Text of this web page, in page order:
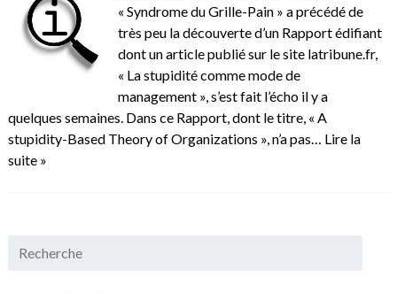
« Syndrome du Grille-Pain » a précédé de
très peu la découverte d’un Rapport édifiant
dont un article publié sur le site latribune.fr,
« La stupidité comme mode de
management », s’est fait l’écho il y a
quelques semaines. Dans ce Rapport, dont le titre, « A
stupidity-Based Theory of Organizations », n’a pas… Lire la
suite »